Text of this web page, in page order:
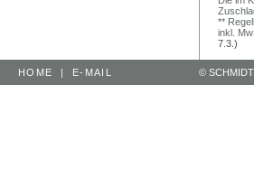
**
inkl.
7.3.)
HOME | E-MAIL ©